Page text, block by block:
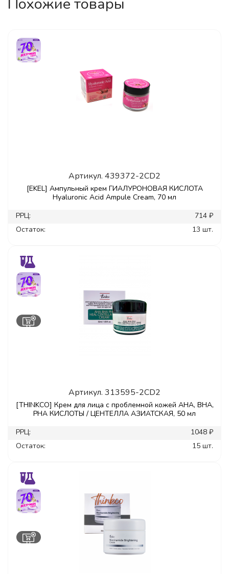
Артикул. 439372-2CD2
[EKEL] Ампульный крем ГИАЛУРОНОВАЯ КИСЛОТА
Hyaluronic Acid Ampule Cream, 70 мл
РРЦ:
714 ₽
Остаток:
13 шт.
Артикул. 313595-2CD2
[THINKCO] Крем для лица с проблемной кожей AHA, BHA,
PHA КИСЛОТЫ / ЦЕНТЕЛЛА АЗИАТСКАЯ, 50 мл
РРЦ:
1048 ₽
Остаток:
15 шт.